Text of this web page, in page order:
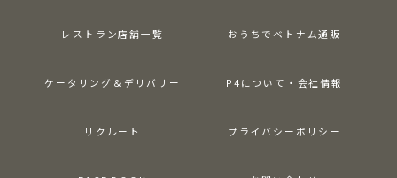
レストラン店舗一覧 おうちでベトナム通販
ケータリング＆デリバリー P4について・会社情報
リクルート プライバシーポリシー